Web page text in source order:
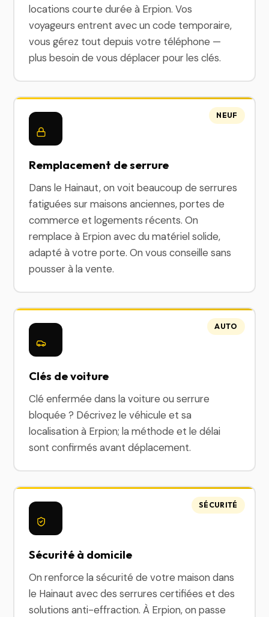
locations courte durée à Erpion. Vos
voyageurs entrent avec un code temporaire,
vous gérez tout depuis votre téléphone —
plus besoin de vous déplacer pour les clés.
Remplacement de serrure
Dans le Hainaut, on voit beaucoup de serrures
fatiguées sur maisons anciennes, portes de
commerce et logements récents. On
remplace à Erpion avec du matériel solide,
adapté à votre porte. On vous conseille sans
pousser à la vente.
NEUF
Clés de voiture
Clé enfermée dans la voiture ou serrure
bloquée ? Décrivez le véhicule et sa
localisation à Erpion; la méthode et le délai
sont confirmés avant déplacement.
AUTO
Sécurité à domicile
On renforce la sécurité de votre maison dans
le Hainaut avec des serrures certifiées et des
solutions anti-effraction. À Erpion, on passe
SÉCURITÉ